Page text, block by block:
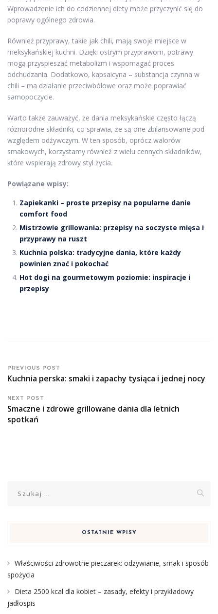
Wprowadzenie ich do codziennej diety może przyczynić się do
poprawy ogólnego zdrowia.
Również przyprawy, takie jak chili, mają swoje miejsce w
meksykańskiej kuchni. Dzięki ostrym przyprawom, potrawy
mogą przyspieszać metabolizm i wspomagać proces
odchudzania. Dodatkowo, kapsaicyna – substancja czynna w
chili – ma działanie przeciwbólowe oraz może poprawiać
samopoczycie.
Warto także zauważyć, że dania meksykańskie często łączą
różnorodne składniki, co sprawia, że są one zbilansowane pod
względem odżywczym. W ten sposób, oprócz walorów
smakowych, korzystamy również z wielu cennych składników,
które wspierają zdrowy styl życia.
Powiązane wpisy:
Zapiekanki – proste przepisy na popularne danie
comfort food
Mistrzowie grillowania: przepisy na soczyste mięsa i
przyprawy na ruszt
Kuchnia polska: tradycyjne dania, które każdy
powinien znać i pokochać
Hot dogi na gourmetowym poziomie: inspiracje i
przepisy
PREVIOUS POST
Kuchnia perska: smaki i zapachy tysiąca i jednej nocy
NEXT POST
Smaczne i zdrowe grillowane dania dla letnich
spotkań
OSTATNIE WPISY
Właściwości zdrowotne pieczarek: odżywianie, smak i sposób
spożycia
Dieta 2500 kcal dla kobiet – zasady, efekty i przykładowy
jadłospis